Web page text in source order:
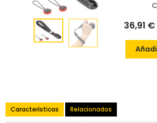
36,91 €
Características Relacionados